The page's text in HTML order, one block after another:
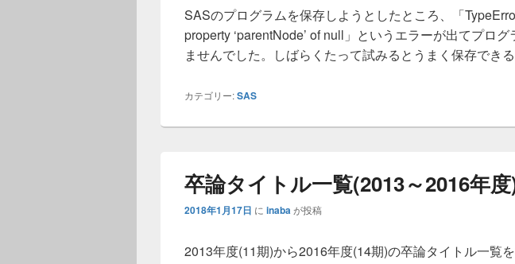
SASのプログラムを保存しようとしたところ、「
property ‘parentNode’ of null」というエラーが出てプログ
ませんでした。しばらくたって試みるとうまく保存できる
カテゴリー:SAS
卒論タイトル一覧(2013～2016年
2018年1月17日 に inabaが投稿
2013年度(11期)から2016年度(14期)の卒論タイトル一覧を